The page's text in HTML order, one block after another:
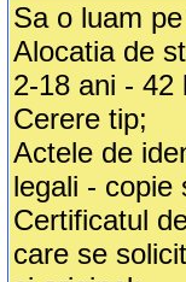
Sa o luam
Alocatia de
2-18 ani - 42
Cerere tip;
Actele de
legali - copie
Certificatul
care se